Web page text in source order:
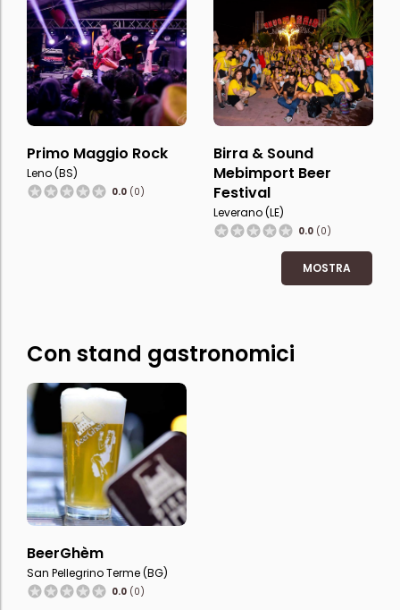
Primo Maggio Rock
Leno (BS)
0.0 (0)
Birra & Sound
Mebimport Beer
Festival
Leverano (LE)
0.0 (0)
MOSTRA
Con stand gastronomici
BeerGhèm
San Pellegrino Terme (BG)
0.0 (0)